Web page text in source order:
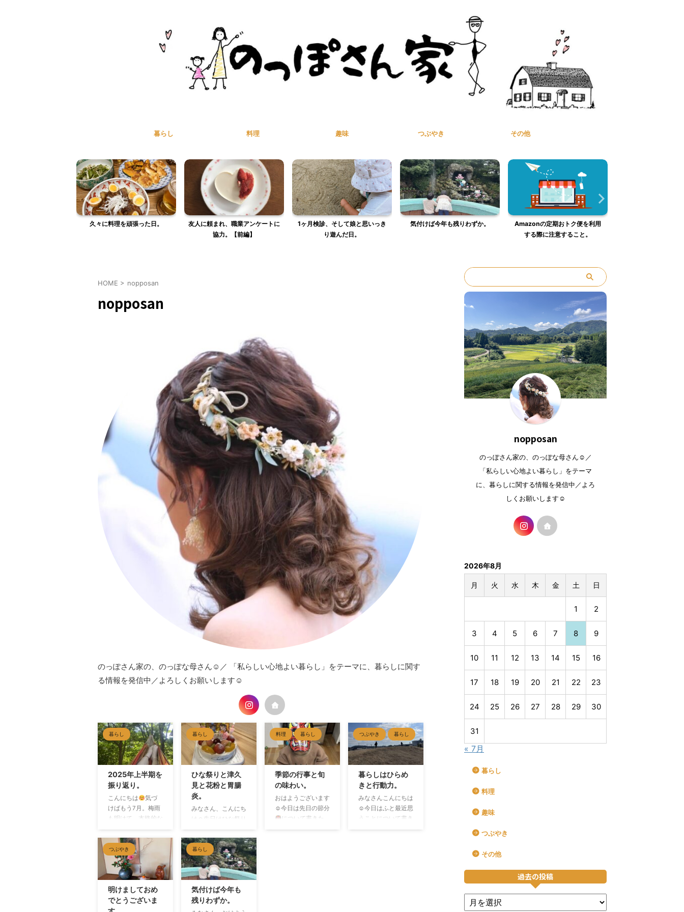
暮らし 料理 趣味 つぶやき その他
久々に料理を頑張った日。
友人に頼まれ、職業アンケートに
協力。【前編】
1ヶ月検診、そして娘と思いっき
り遊んだ日。
気付けば今年も残りわずか。
Amazonの定期おトク便を利用
する際に注意すること。
HOME > nopposan
nopposan
のっぽさん家の、のっぽな母さん☺︎／ 「私らしい心地よい暮らし」をテーマに、暮らしに関す
る情報を発信中／よろしくお願いします☺︎
暮らし
2025年上半期を
振り返り。
こんにちは
気づ
けばもう7月。梅雨
も明けて、本格的な
たね。みなさん、い
かがお過ごしでしょ
うか？ 久々の投稿
になってしまいまし
たが、今日は上半期
の振り返りをしたい
と思います。のっぽ
さん家の上半期は、
暮らし
ひな祭りと津久
見と花粉と胃腸
炎。
みなさん、こんにち
は☺︎先日はひな祭り
んどう過ごされまし
たか？♩ 我が家は
ひな祭りの前日に家
族で津久見へお出か
けしました
夫は
河津桜が見たい
、子供達は公園に行
きたい
、私はと
料理 暮らし
季節の行事と旬
の味わい。
おはようございます
☺︎今日は先日の節分
について書きた
つぶやき 暮らし
暮らしはひらめ
きと行動力。
みなさんこんにちは
☺︎今日はふと最近思
うことについて書き
つぶやき
明けましておめ
でとうございま
暮らし
気付けば今年も
残りわずか。
nopposan
のっぽさん家の、のっぽな母さん☺︎／
「私らしい心地よい暮らし」をテーマ
に、暮らしに関する情報を発信中／よろ
しくお願いします☺︎
2026年8月
月 火 水 木 金 土 日
1 2
3 4 5 6 7 8 9
10 11 12 13 14 15 16
17 18 19 20 21 22 23
24 25 26 27 28 29 30
31
« 7月
暮らし
料理
趣味
つぶやき
その他
過去の投稿